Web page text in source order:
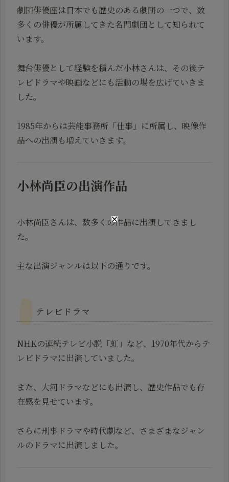
劇団俳優座は日本でも歴史のある劇団の一つで、数
多くの俳優が所属してきた名門劇団として知られて
います。
舞台俳優として経験を積んだ小林さんは、その後テ
レビドラマや映画などにも活動の場を広げていきま
した。
1985年からは芸能事務所「仕事」に所属し、映像作
品への出演も増えていきます。
小林尚臣の出演作品
小林尚臣さんは、数多くの作品に出演してきまし
た。
主な出演ジャンルは以下の通りです。
テレビドラマ
NHKの連続テレビ小説「虹」など、1970年代からテ
レビドラマに出演していました。
また、大河ドラマなどにも出演し、歴史作品でも存
在感を見せています。
さらに刑事ドラマや時代劇など、さまざまなジャン
ルのドラマに出演しました。